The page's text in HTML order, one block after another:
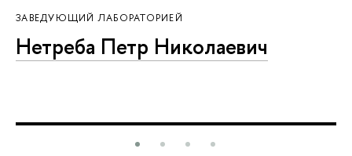
ЗАВЕДУЮЩИЙ ЛАБОРАТОРИЕЙ
Нетреба Петр Николаевич